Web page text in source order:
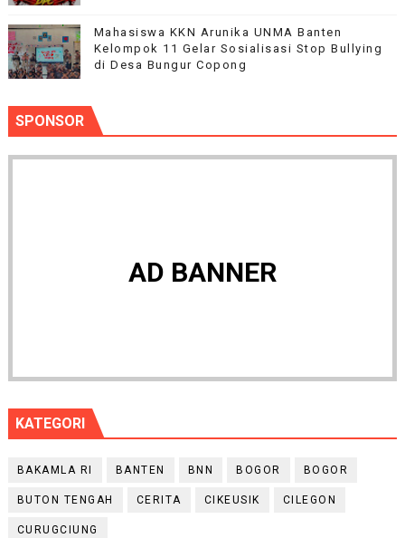
Mahasiswa KKN Arunika UNMA Banten
Kelompok 11 Gelar Sosialisasi Stop Bullying
di Desa Bungur Copong
SPONSOR
AD BANNER
KATEGORI
BAKAMLA RI BANTEN BNN BOGOR BOGOR
BUTON TENGAH CERITA CIKEUSIK CILEGON
CURUGCIUNG